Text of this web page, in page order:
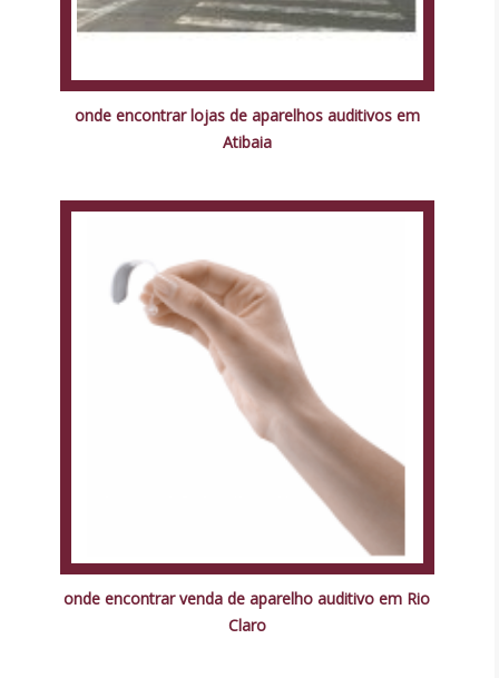
onde encontrar lojas de aparelhos auditivos em
Atibaia
onde encontrar venda de aparelho auditivo em Rio
Claro